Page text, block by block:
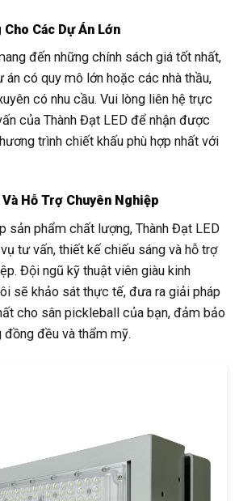
Các Dự Án Lớn
đến những chính sách giá tốt nhất,
có quy mô lớn hoặc các nhà thầu,
có nhu cầu. Vui lòng liên hệ trực
của Thành Đạt LED để nhận được
trình chiết khấu phù hợp nhất với
Hỗ Trợ Chuyên Nghiệp
sản phẩm chất lượng, Thành Đạt LED
tư vấn, thiết kế chiếu sáng và hỗ trợ
Đội ngũ kỹ thuật viên giàu kinh
sẽ khảo sát thực tế, đưa ra giải pháp
cho sân pickleball của bạn, đảm bảo
đồng đều và thẩm mỹ.